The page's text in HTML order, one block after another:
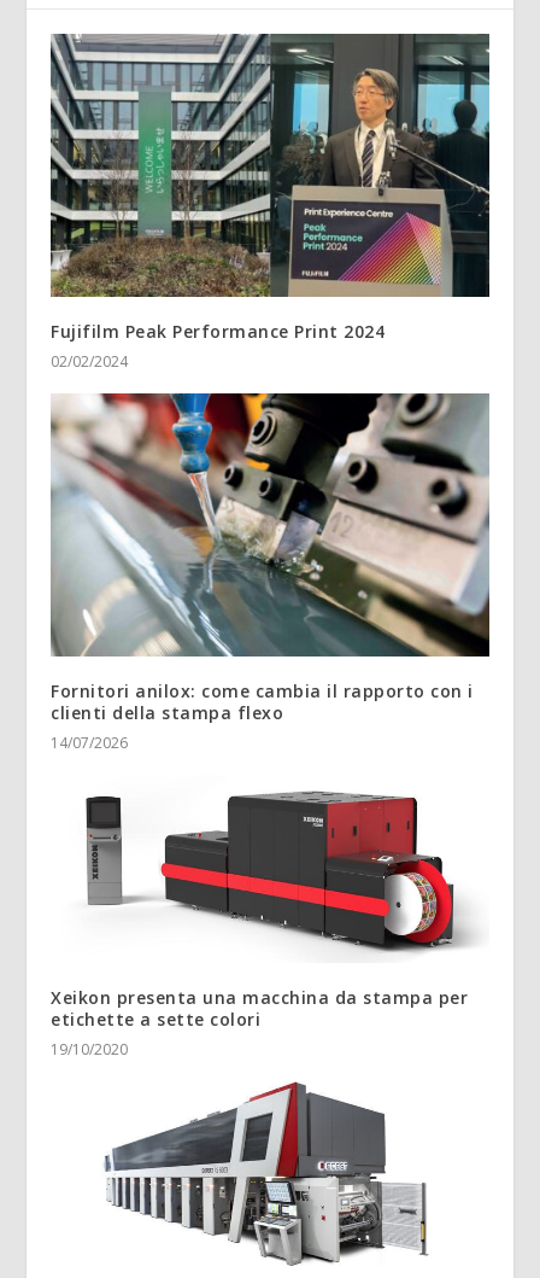
Fujifilm Peak Performance Print 2024
02/02/2024
Fornitori anilox: come cambia il rapporto con i
clienti della stampa flexo
14/07/2026
Xeikon presenta una macchina da stampa per
etichette a sette colori
19/10/2020